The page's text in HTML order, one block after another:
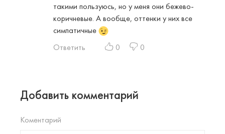
такими пользуюсь, но у меня они бежево-
коричневые. А вообще, оттенки у них все
симпатичные
Ответить
0 0
Добавить комментарий
Коментарий